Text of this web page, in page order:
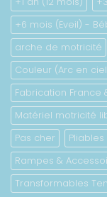
+6 mois (Eveil) -
arche de motricité
Couleur (Arc en
Fabrication France
Matériel motricité
Pas cher
Rampes &
Transformables